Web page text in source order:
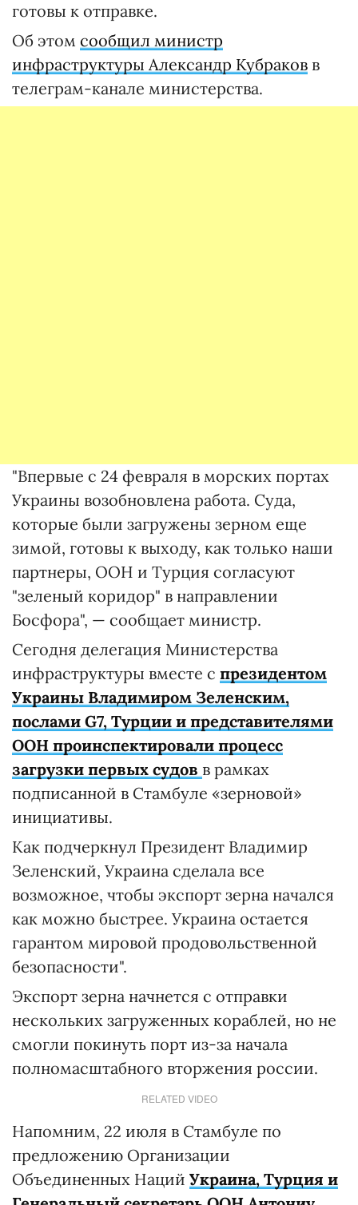
готовы к отправке.
Об этом сообщил министр
инфраструктуры Александр Кубраков в
телеграм-канале министерства.
"Впервые с 24 февраля в морских портах
Украины возобновлена ​​работа. Суда,
которые были загружены зерном еще
зимой, готовы к выходу, как только наши
партнеры, ООН и Турция согласуют
"зеленый коридор" в направлении
Босфора", — сообщает министр.
Сегодня делегация Министерства
инфраструктуры вместе с президентом
Украины Владимиром Зеленским,
послами G7, Турции и представителями
ООН проинспектировали процесс
загрузки первых судов в рамках
подписанной в Стамбуле «зерновой»
инициативы.
Как подчеркнул Президент Владимир
Зеленский, Украина сделала все
возможное, чтобы экспорт зерна начался
как можно быстрее. Украина остается
гарантом мировой продовольственной
безопасности".
Экспорт зерна начнется с отправки
нескольких загруженных кораблей, но не
смогли покинуть порт из-за начала
полномасштабного вторжения россии.
RELATED VIDEO
Напомним, 22 июля в Стамбуле по
предложению Организации
Объединенных Наций Украина, Турция и